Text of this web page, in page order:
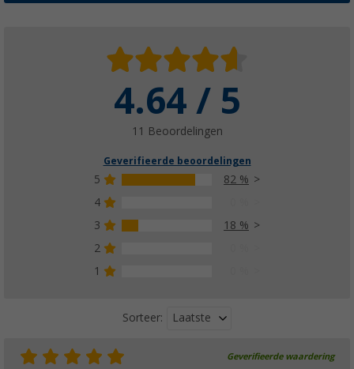
4.64 / 5
11 Beoordelingen
Geverifieerde beoordelingen
5
82 %
4
3
18 %
2
1
Sorteer: Laatste
Geverifieerde waardering